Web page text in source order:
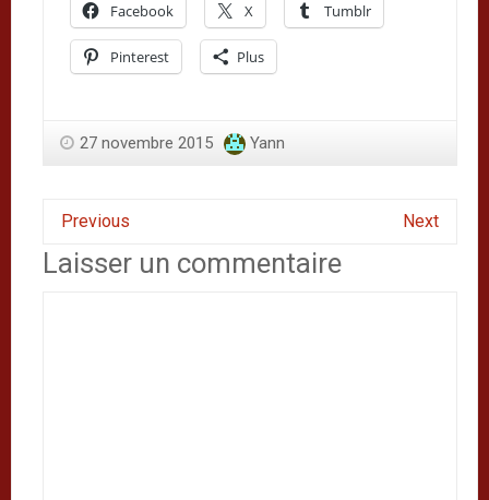
Facebook X Tumblr
Pinterest Plus
27 novembre 2015 Yann
Previous Next
Laisser un commentaire